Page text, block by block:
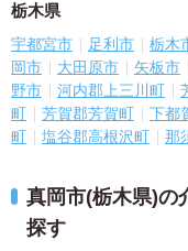
栃木県
宇都宮市 足利市 栃木
岡市
大田原市 矢板市
野市
河内郡上三川町
町
芳賀郡芳賀町 下都
町
塩谷郡高根沢町 那
真岡市(栃木県)の
探す